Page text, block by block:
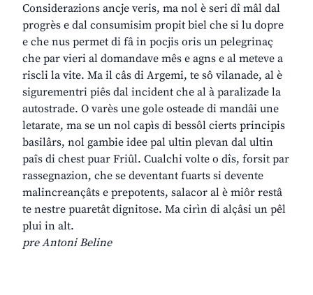
Considerazions ancje veris, ma nol è seri dî mâl dal
progrès e dal consumisim propit biel che si lu dopre
e che nus permet di fâ in pocjis oris un pelegrinaç
che par vieri al domandave mês e agns e al meteve a
riscli la vite. Ma il câs di Argemi, te sô vilanade, al è
sigurementri piês dal incident che al à paralizade la
autostrade. O varès une gole osteade di mandâi une
letarate, ma se un nol capìs di bessôl cierts principis
basilârs, nol gambie idee pal ultin plevan dal ultin
paîs di chest puar Friûl. Cualchi volte o dîs, forsit par
rassegnazion, che se deventant fuarts si devente
malincreançâts e prepotents, salacor al è miôr restâ
te nestre puaretât dignitose. Ma cirìn di alçâsi un pêl
plui in alt.
pre Antoni Beline